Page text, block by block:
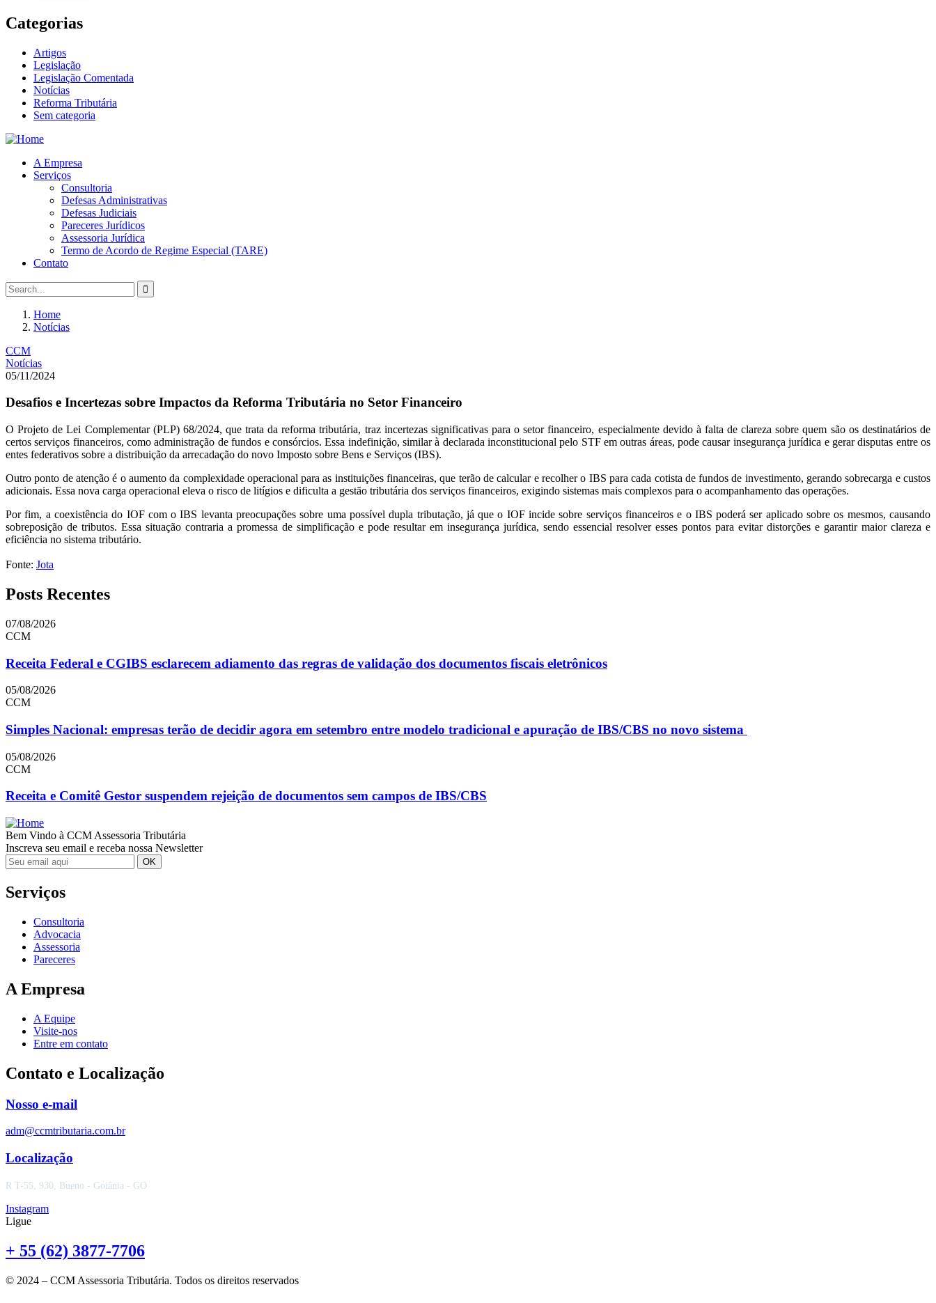
Categorias
Artigos
Legislação
Legislação Comentada
Notícias
Reforma Tributária
Sem categoria
A Empresa
Serviços
Consultoria
Defesas Administrativas
Defesas Judiciais
Pareceres Jurídicos
Assessoria Jurídica
Termo de Acordo de Regime Especial (TARE)
Contato
Home
Notícias
CCM
Notícias
05/11/2024
Desafios e Incertezas sobre Impactos da Reforma Tributária no Setor Financeiro
O Projeto de Lei Complementar (PLP) 68/2024, que trata da reforma tributária, traz incertezas significativas para o setor financeiro, especialmente devido à falta de clareza sobre quem são os destinatários de
certos serviços financeiros, como administração de fundos e consórcios. Essa indefinição, similar à declarada inconstitucional pelo STF em outras áreas, pode causar insegurança jurídica e gerar disputas entre os
entes federativos sobre a distribuição da arrecadação do novo Imposto sobre Bens e Serviços (IBS).
Outro ponto de atenção é o aumento da complexidade operacional para as instituições financeiras, que terão de calcular e recolher o IBS para cada cotista de fundos de investimento, gerando sobrecarga e custos
adicionais. Essa nova carga operacional eleva o risco de litígios e dificulta a gestão tributária dos serviços financeiros, exigindo sistemas mais complexos para o acompanhamento das operações.
Por fim, a coexistência do IOF com o IBS levanta preocupações sobre uma possível dupla tributação, já que o IOF incide sobre serviços financeiros e o IBS poderá ser aplicado sobre os mesmos, causando
sobreposição de tributos. Essa situação contraria a promessa de simplificação e pode resultar em insegurança jurídica, sendo essencial resolver esses pontos para evitar distorções e garantir maior clareza e
eficiência no sistema tributário.
Fonte: Jota
Posts Recentes
07/08/2026
CCM
Receita Federal e CGIBS esclarecem adiamento das regras de validação dos documentos fiscais eletrônicos
05/08/2026
CCM
Simples Nacional: empresas terão de decidir agora em setembro entre modelo tradicional e apuração de IBS/CBS no novo sistema
05/08/2026
CCM
Receita e Comitê Gestor suspendem rejeição de documentos sem campos de IBS/CBS
Bem Vindo à CCM Assessoria Tributária
Inscreva seu email e receba nossa Newsletter
Serviços
Consultoria
Advocacia
Assessoria
Pareceres
A Empresa
A Equipe
Visite-nos
Entre em contato
Contato e Localização
Nosso e-mail
adm@ccmtributaria.com.br
Localização
R T-55, 930, Bueno - Goiânia - GO
Instagram
Ligue
+ 55 (62) 3877-7706
© 2024 – CCM Assessoria Tributária. Todos os direitos reservados